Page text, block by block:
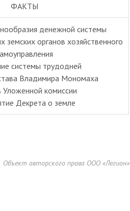
ФАКТЫ
денежной системы
земских органов хозяйственного
системы трудодней
Владимира Мономаха
Уложенной комиссии
Декрета о земле
Объект авторского права ООО «Легион»